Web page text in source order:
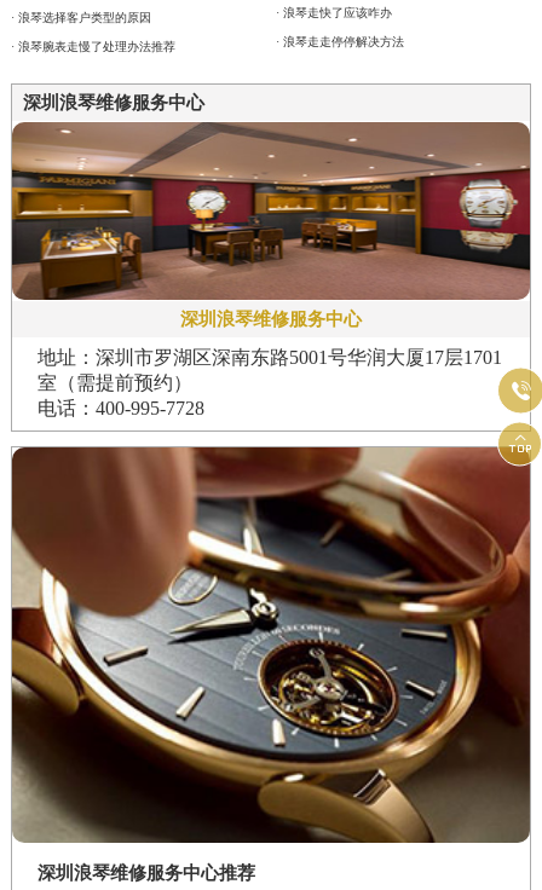
· 浪琴选择客户类型的原因
· 浪琴腕表走慢了处理办法推荐
· 浪琴走快了应该咋办
· 浪琴走走停停解决方法
深圳浪琴维修服务中心
深圳浪琴维修服务中心
地址：深圳市罗湖区深南东路5001号华润大厦17层1701
室（需提前预约）
电话：400-995-7728
深圳浪琴维修服务中心推荐

